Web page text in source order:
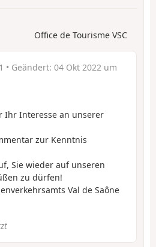
Office de Tourisme VSC
• Geändert: 04 Okt 2022 um
Ihr Interesse an unserer
zur Kenntnis
Sie wieder auf unseren
zu dürfen!
Val de Saône